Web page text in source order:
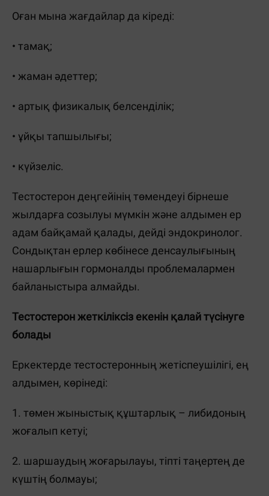
Оған мына жағдайлар да кіреді:
• тамақ;
• жаман әдеттер;
• артық физикалық белсенділік;
• ұйқы тапшылығы;
• күйзеліс.
Тестостерон деңгейінің төмендеуі бірнеше
жылдарға созылуы мүмкін және алдымен ер
адам байқамай қалады, дейді эндокринолог.
Сондықтан ерлер көбінесе денсаулығының
нашарлығын гормоналды проблемалармен
байланыстыра алмайды.
Тестостерон жеткіліксіз екенін қалай түсінуге
болады
Еркектерде тестостеронның жетіспеушілігі, ең
алдымен, көрінеді:
1. төмен жыныстық құштарлық – либидоның
жоғалып кетуі;
2. шаршаудың жоғарылауы, тіпті таңертең де
күштің болмауы;